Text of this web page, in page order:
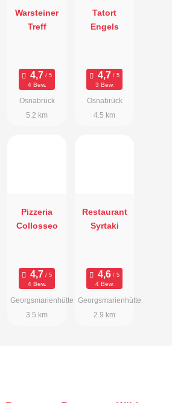
Warsteiner
Treff
4 Bew.
Osnabrück
5.2 km
Tatort
Engels
3 Bew.
Osnabrück
4.5 km
Pizzeria
Collosseo
4 Bew.
Georgsmarienhütte
3.5 km
Restaurant
Syrtaki
4 Bew.
Georgsmarienhütte
2.9 km